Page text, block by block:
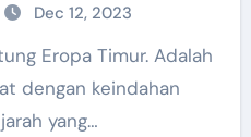
Dec 12, 2023
dengan keindahan
yang…